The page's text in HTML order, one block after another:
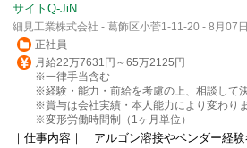
サイトQ-JiN
細見工業株式会社 - 葛飾区小菅1-11-20 - 8月07日
正社員
月給22万7631円～65万2125円
※一律手当含む
※経験・能力・前給を考慮の上、相談して
※賞与は会社実績・本人能力により変わりま
※変形労働時間制（1ヶ月単位）
｜仕事内容｜ アルゴン溶接やベンダー経験